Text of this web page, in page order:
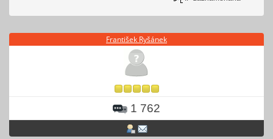
František Ryšánek
1 762